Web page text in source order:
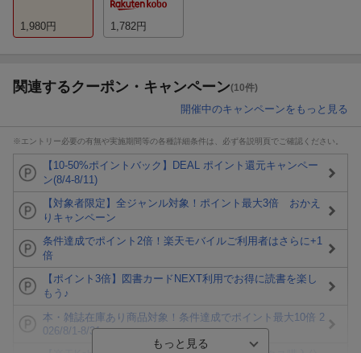
1,980円 1,782円
関連するクーポン・キャンペーン(10件)
開催中のキャンペーンをもっと見る
※エントリー必要の有無や実施期間等の各種詳細条件は、必ず各説明頁でご確認ください。
【10-50%ポイントバック】DEAL ポイント還元キャンペー
ン(8/4-8/11)
【対象者限定】全ジャンル対象！ポイント最大3倍 おかえ
りキャンペーン
条件達成でポイント2倍！楽天モバイルご利用者はさらに+1
倍
【ポイント3倍】図書カードNEXT利用でお得に読書を楽し
もう♪
本・雑誌在庫あり商品対象！条件達成でポイント最大10倍 2
026/8/1-8/31